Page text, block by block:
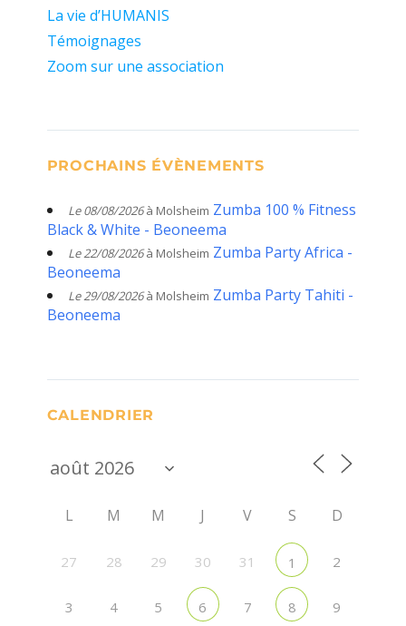
La vie d’HUMANIS
Témoignages
Zoom sur une association
PROCHAINS ÉVÈNEMENTS
Le 08/08/2026à Molsheim Zumba 100 % Fitness
Black & White - Beoneema
Le 22/08/2026à Molsheim Zumba Party Africa -
Beoneema
Le 29/08/2026à Molsheim Zumba Party Tahiti -
Beoneema
CALENDRIER
L M M J V S D
27 28 29 30 31 1 2
3 4 5 6 7 8 9